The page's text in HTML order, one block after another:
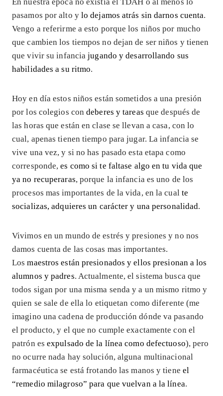
pasamos por alto ylo dejamos atrás sin darnos cuenta.
Vengo a referirme a esto porque los niños por mucho
que cambien los tiempos no dejan de ser niños y tienen
que vivir su infanciajugando y desarrollando sus
habilidades a su ritmo.
Hoy en día estos niños están sometidos a una presión
por los colegios condeberes y tareas que después de
las horas que están en clase se llevan a casa, con lo
cual, apenas tienen tiempo para jugar. La infancia se
vive una vez, y si no has pasado esta etapa como
corresponde,es como si te faltase algo en tu vida que
ya no recuperaras, porque la infancia es uno de los
procesos mas importantes de la vida, en la cual te
socializas, adquieres un carácter y una personalidad.
Vivimos en un mundo de estrés y presiones y no nos
damos cuenta de las cosas mas importantes.
Losmaestros están presionados y ellos presionan a los
alumnos y padres. Actualmente, el sistema busca que
todos sigan por una misma senda y a un mismo ritmo y
quien se sale de ella lo etiquetan como diferente (me
imagino una cadena de producción dónde va pasando
el producto, y el que no cumple exactamente con el
patrón esexpulsado de la línea como defectuoso), pero
no ocurre nada hay solución, alguna multinacional
farmacéutica se está frotando las manos y tiene el
“remedio milagroso” para que vuelvan a la línea.